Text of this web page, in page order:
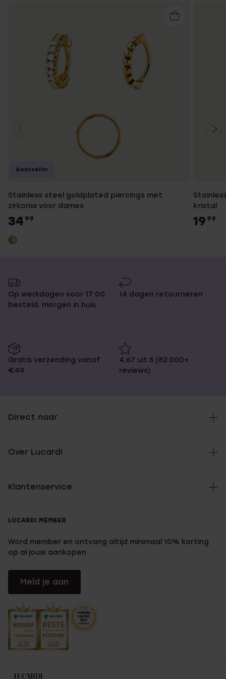
Stainless steel goldplated piercings met
zirkonia voor dames
34 99
Bestseller
kristal
19 99
Op werkdagen voor 17:00
besteld, morgen in huis
14 dagen retourneren
Gratis verzending vanaf
€49
4,67 uit 5 (82.000+
reviews)
Direct naar
Over Lucardi
Klantenservice
LUCARDI MEMBER
Word member en ontvang altijd minimaal 10% korting
op al jouw aankopen
Meld je aan